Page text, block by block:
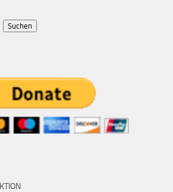
Suchen